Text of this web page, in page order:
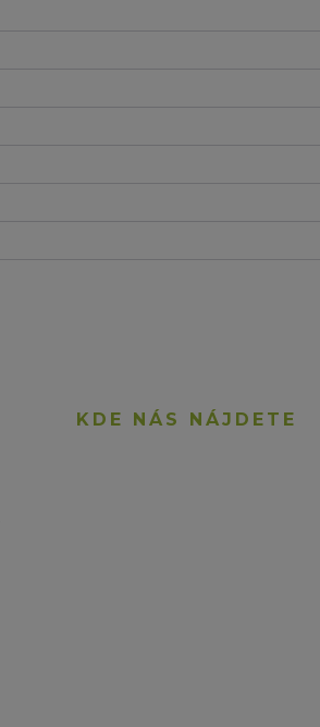
KDE NÁS NÁJDETE